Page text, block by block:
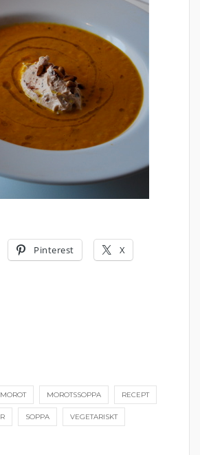
Pinterest X
MOROT MOROTSSOPPA RECEPT
SOPPA VEGETARISKT